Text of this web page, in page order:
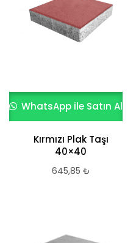
WhatsApp ile Satın Al
Kırmızı Plak Taşı
40×40
645,85 ₺